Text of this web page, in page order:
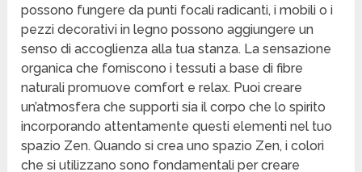
possono fungere da punti focali radicanti, i mobili o i
pezzi decorativi in legno possono aggiungere un
senso di accoglienza alla tua stanza. La sensazione
organica che forniscono i tessuti a base di fibre
naturali promuove comfort e relax. Puoi creare
un’atmosfera che supporti sia il corpo che lo spirito
incorporando attentamente questi elementi nel tuo
spazio Zen. Quando si crea uno spazio Zen, i colori
che si utilizzano sono fondamentali per creare